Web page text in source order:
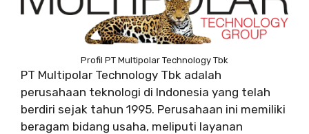
Profil PT Multipolar Technology Tbk
PT Multipolar Technology Tbk adalah
perusahaan teknologi di Indonesia yang telah
berdiri sejak tahun 1995. Perusahaan ini memiliki
beragam bidang usaha, meliputi layanan